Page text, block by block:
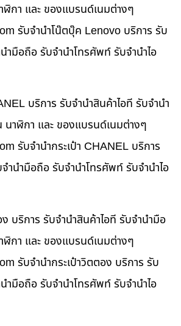
ฬิกา และ ของแบรนด์เนมต่างๆ
รับจำนำโน๊ตบุ๊ค Lenovo บริการ รับ
ำมือถือ รับจำนำโทรศัพท์ รับจำนำไอ
บริการ รับจำนำสินค้าไอที รับจำนำ
นาฬิกา และ ของแบรนด์เนมต่างๆ
รับจำนำกระเป๋า CHANEL บริการ
ำนำมือถือ รับจำนำโทรศัพท์ รับจำนำไอ
บริการ รับจำนำสินค้าไอที รับจำนำมือ
ฬิกา และ ของแบรนด์เนมต่างๆ
รับจำนำกระเป๋าวิตตอง บริการ รับ
ำมือถือ รับจำนำโทรศัพท์ รับจำนำไอ